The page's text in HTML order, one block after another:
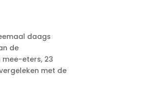
daags
de
eters, 23
met de